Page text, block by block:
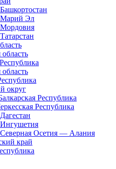
Марий Эл
округ
Республика
Республика
Осетия — Алания
край